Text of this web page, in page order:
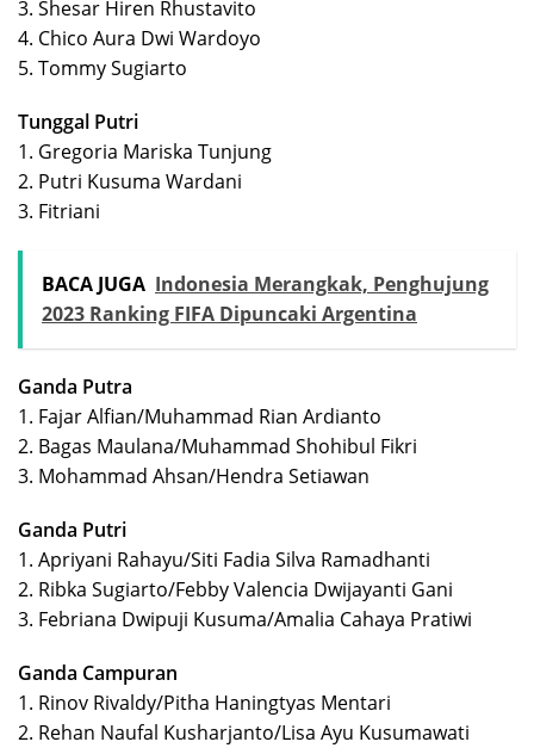
3. Shesar Hiren Rhustavito
4. Chico Aura Dwi Wardoyo
5. Tommy Sugiarto
Tunggal Putri
1. Gregoria Mariska Tunjung
2. Putri Kusuma Wardani
3. Fitriani
BACA JUGA Indonesia Merangkak, Penghujung
2023 Ranking FIFA Dipuncaki Argentina
Ganda Putra
1. Fajar Alfian/Muhammad Rian Ardianto
2. Bagas Maulana/Muhammad Shohibul Fikri
3. Mohammad Ahsan/Hendra Setiawan
Ganda Putri
1. Apriyani Rahayu/Siti Fadia Silva Ramadhanti
2. Ribka Sugiarto/Febby Valencia Dwijayanti Gani
3. Febriana Dwipuji Kusuma/Amalia Cahaya Pratiwi
Ganda Campuran
1. Rinov Rivaldy/Pitha Haningtyas Mentari
2. Rehan Naufal Kusharjanto/Lisa Ayu Kusumawati